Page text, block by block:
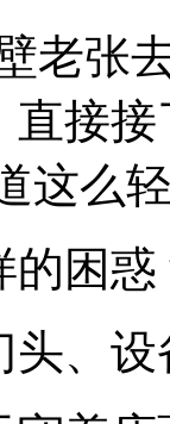
老张
接
这么
的困惑
头、